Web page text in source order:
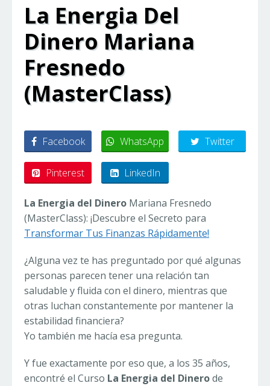
La Energia Del
Dinero Mariana
Fresnedo
(MasterClass)
Facebook WhatsApp Twitter
Pinterest LinkedIn
La Energia del Dinero Mariana Fresnedo
(MasterClass): ¡Descubre el Secreto para
Transformar Tus Finanzas Rápidamente!
¿Alguna vez te has preguntado por qué algunas
personas parecen tener una relación tan
saludable y fluida con el dinero, mientras que
otras luchan constantemente por mantener la
estabilidad financiera?
Yo también me hacía esa pregunta.
Y fue exactamente por eso que, a los 35 años,
encontré el Curso La Energia del Dinerode